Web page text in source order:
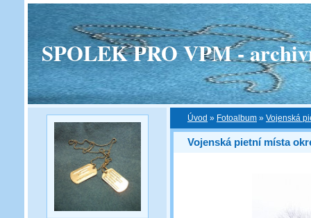
SPOLEK PRO VPM -
Úvod » Fotoalbum » Vojenská
Vojenská pietní místa